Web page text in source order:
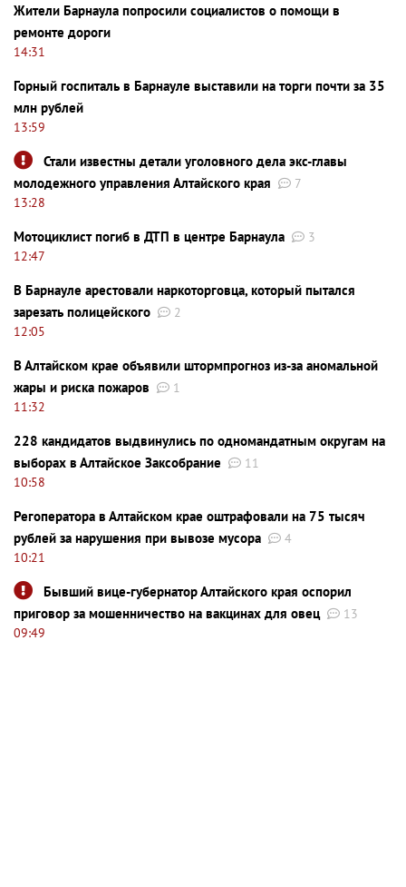
Жители Барнаула попросили социалистов о помощи в
ремонте дороги
14:31
Горный госпиталь в Барнауле выставили на торги почти за 35
млн рублей
13:59
Стали известны детали уголовного дела экс-главы
молодежного управления Алтайского края
7
13:28
Мотоциклист погиб в ДТП в центре Барнаула
3
12:47
В Барнауле арестовали наркоторговца, который пытался
зарезать полицейского
2
12:05
В Алтайском крае объявили штормпрогноз из-за аномальной
жары и риска пожаров
1
11:32
228 кандидатов выдвинулись по одномандатным округам на
выборах в Алтайское Заксобрание
11
10:58
Регоператора в Алтайском крае оштрафовали на 75 тысяч
рублей за нарушения при вывозе мусора
4
10:21
Бывший вице-губернатор Алтайского края оспорил
приговор за мошенничество на вакцинах для овец
13
09:49